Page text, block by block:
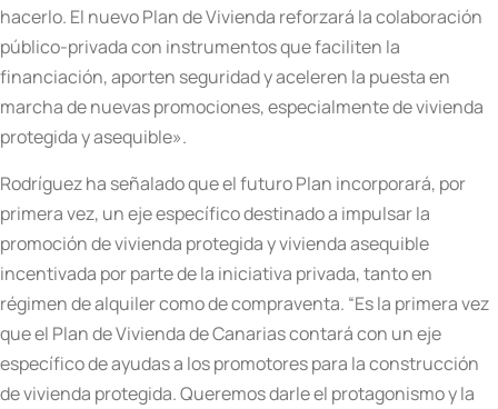
hacerlo. El nuevo Plan de Vivienda reforzará la colaboración
público-privada con instrumentos que faciliten la
financiación, aporten seguridad y aceleren la puesta en
marcha de nuevas promociones, especialmente de vivienda
protegida y asequible».
Rodríguez ha señalado que el futuro Plan incorporará, por
primera vez, un eje específico destinado a impulsar la
promoción de vivienda protegida y vivienda asequible
incentivada por parte de la iniciativa privada, tanto en
régimen de alquiler como de compraventa. “Es la primera vez
que el Plan de Vivienda de Canarias contará con un eje
específico de ayudas a los promotores para la construcción
de vivienda protegida. Queremos darle el protagonismo y la